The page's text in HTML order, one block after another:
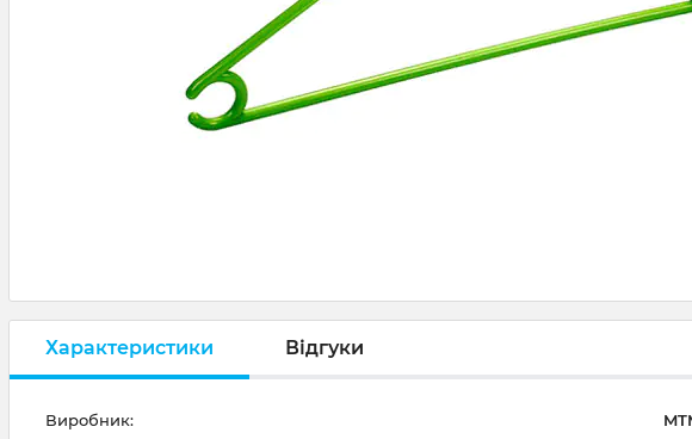
Характеристики Відгуки
Виробник: